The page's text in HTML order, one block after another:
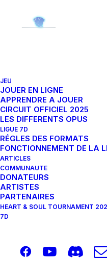
JEU
JOUER EN LIGNE
APPRENDRE A JOUER
CIRCUIT OFFICIEL 2025
LES DIFFERENTS OPUS
LIGUE 7D
RÉGLES DES FORMATS
FONCTIONNEMENT DE LA
ARTICLES
COMMUNAUTE
DONATEURS
ARTISTES
PARTENAIRES
HEART & SOUL TOURNAMENT
7D
InTous • 11
Evan/
sur sa